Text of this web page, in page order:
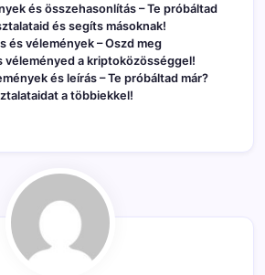
és összehasonlítás – Te próbáltad
és segíts másoknak!
és vélemények – Oszd meg
véleményed a kriptoközösséggel!
és leírás – Te próbáltad már?
a többiekkel!